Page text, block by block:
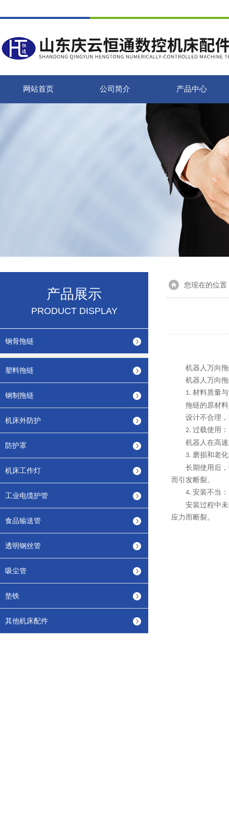
网站首页 公司简介 产品中心
产品展示
PRODUCT DISPLAY
钢骨拖链
塑料拖链
钢制拖链
机床外防护
防护罩
机床工作灯
工业电缆护管
食品输送管
透明钢丝管
吸尘管
垫铁
其他机床配件
您现在的位置
机器人万向
机器人万向
1. 材料质量
拖链的原材
设计不合理
2. 过载使用：
机器人在高
3. 磨损和老
长期使用后
而引发断裂。
4. 安装不当：
安装过程中
应力而断裂。